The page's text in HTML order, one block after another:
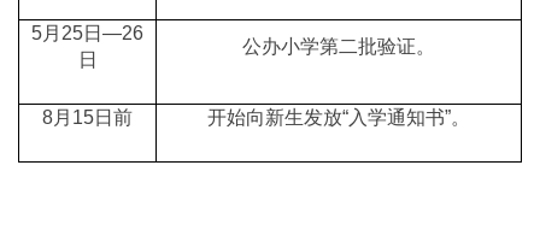
5月25日—26
日
公办小学第二批验证。
8月15日前 开始向新生发放“入学通知书”。